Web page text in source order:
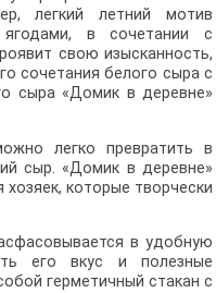
легкий летний мотив
в сочетании с
свою изысканность,
сочетания белого сыра с
сыра «Домик в деревне»
легко превратить в
сыр. «Домик в деревне»
которые творчески
в удобную
его вкус и полезные
герметичный стакан с